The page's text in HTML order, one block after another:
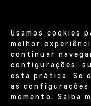
Usamos cookies
melhor
continuar
configurações,
esta prática. Se
as configurações
momento. Saiba